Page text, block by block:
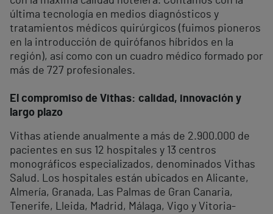
última tecnología en medios diagnósticos y
tratamientos médicos quirúrgicos (fuimos pioneros
en la introducción de quirófanos híbridos en la
región), así como con un cuadro médico formado por
más de 727 profesionales.
El compromiso de Vithas: calidad, innovación y
largo plazo
Vithas atiende anualmente a más de 2.900.000 de
pacientes en sus 12 hospitales y 13 centros
monográficos especializados, denominados Vithas
Salud. Los hospitales están ubicados en Alicante,
Almería, Granada, Las Palmas de Gran Canaria,
Tenerife, Lleida, Madrid, Málaga, Vigo y Vitoria-